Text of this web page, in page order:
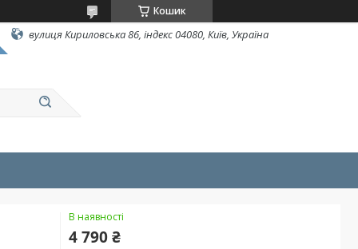
Кошик
вулиця Кириловська 86, індекс 04080, Київ, Україна
В наявності
4 790 ₴